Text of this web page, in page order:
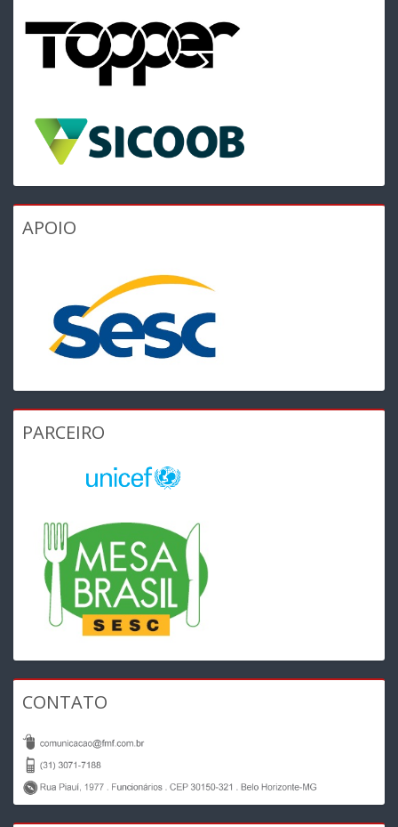
APOIO
PARCEIRO
CONTATO